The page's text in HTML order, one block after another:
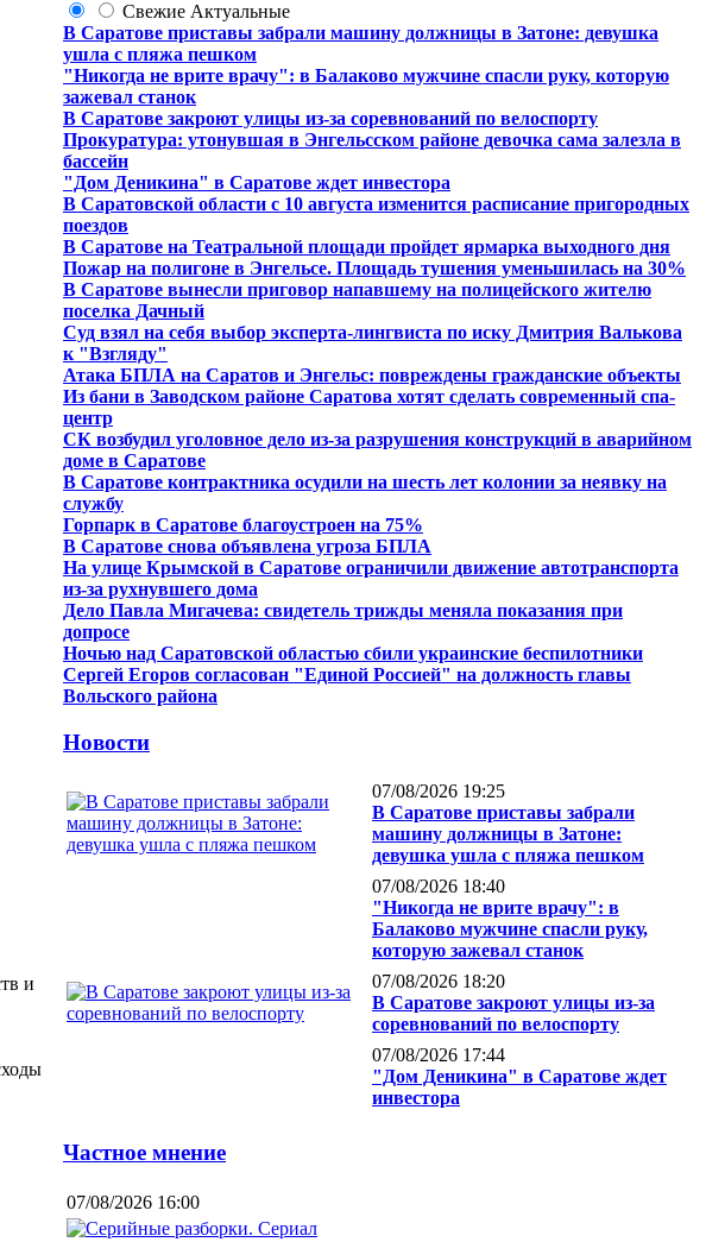
и
Свежие Актуальные
В Саратове приставы забрали машину должницы в Затоне: девушка
ушла с пляжа пешком
"Никогда не врите врачу": в Балаково мужчине спасли руку, которую
зажевал станок
В Саратове закроют улицы из-за соревнований по велоспорту
Прокуратура: утонувшая в Энгельсском районе девочка сама залезла в
бассейн
"Дом Деникина" в Саратове ждет инвестора
В Саратовской области с 10 августа изменится расписание пригородных
поездов
В Саратове на Театральной площади пройдет ярмарка выходного дня
Пожар на полигоне в Энгельсе. Площадь тушения уменьшилась на 30%
В Саратове вынесли приговор напавшему на полицейского жителю
поселка Дачный
Суд взял на себя выбор эксперта-лингвиста по иску Дмитрия Валькова
к "Взгляду"
Атака БПЛА на Саратов и Энгельс: повреждены гражданские объекты
Из бани в Заводском районе Саратова хотят сделать современный спа-
центр
СК возбудил уголовное дело из-за разрушения конструкций в аварийном
доме в Саратове
В Саратове контрактника осудили на шесть лет колонии за неявку на
службу
Горпарк в Саратове благоустроен на 75%
В Саратове снова объявлена угроза БПЛА
На улице Крымской в Саратове ограничили движение автотранспорта
из-за рухнувшего дома
Дело Павла Мигачева: свидетель трижды меняла показания при
допросе
Ночью над Саратовской областью сбили украинские беспилотники
Сергей Егоров согласован "Единой Россией" на должность главы
Вольского района
Новости
07/08/2026 19:25
В Саратове приставы забрали
машину должницы в Затоне:
девушка ушла с пляжа пешком
07/08/2026 18:40
"Никогда не врите врачу": в
Балаково мужчине спасли руку,
которую зажевал станок
07/08/2026 18:20
В Саратове закроют улицы из-за
соревнований по велоспорту
07/08/2026 17:44
"Дом Деникина" в Саратове ждет
инвестора
Частное мнение
07/08/2026 16:00